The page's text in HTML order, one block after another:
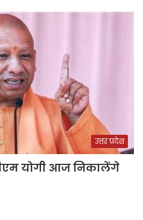
उत्तर प्रदेश
योगी आज निकालेंगे